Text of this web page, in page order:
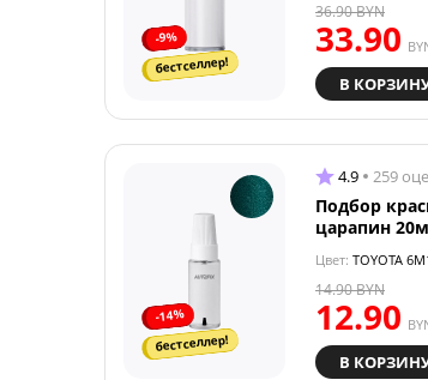
-9%
бестселлер!
33.90
36.90BYN
В
-14%
бестселлер!
4.9 259
Подбор
царапин
Цвет: TOYOTA
12.90
14.90BYN
В